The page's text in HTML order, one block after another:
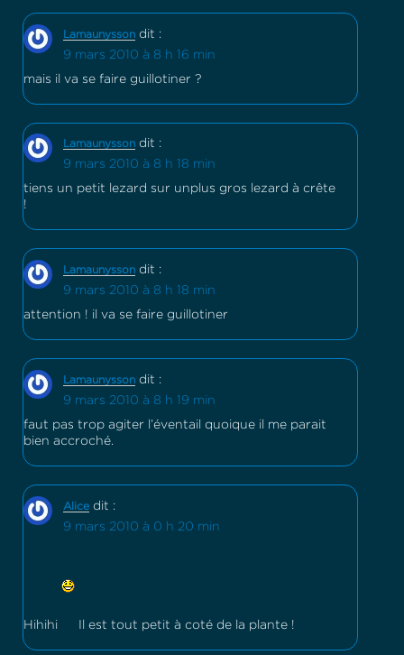
Lamaunysson dit :
9 mars 2010 à 8 h 16 min
mais il va se faire guillotiner ?
Lamaunysson dit :
9 mars 2010 à 8 h 18 min
tiens un petit lezard sur unplus gros lezard à crête
!
Lamaunysson dit :
9 mars 2010 à 8 h 18 min
attention ! il va se faire guillotiner
Lamaunysson dit :
9 mars 2010 à 8 h 19 min
faut pas trop agiter l’éventail quoique il me parait
bien accroché.
Alice dit :
9 mars 2010 à 0 h 20 min
Hihihi Il est tout petit à coté de la plante !